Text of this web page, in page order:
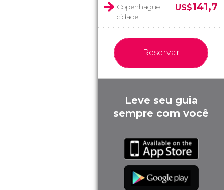
Copenhague
cidade
US$141,7
Reservar
Leve seu guia
sempre com você